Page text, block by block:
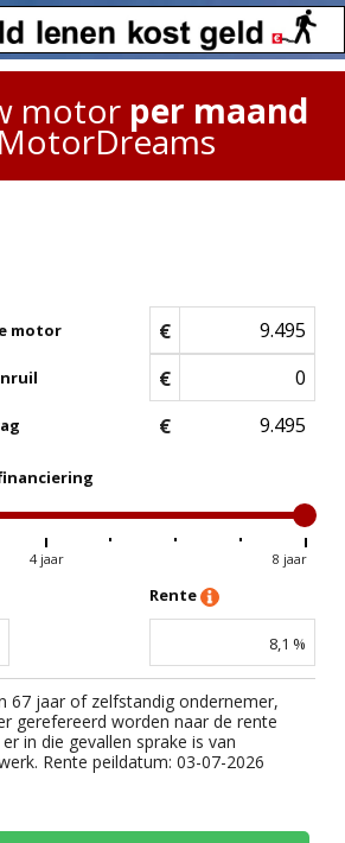
motor per maand
motor €
€
€
4 jaar 8 jaar
Rente
8,1 %
67 jaar of zelfstandig ondernemer,
gerefereerd worden naar de rente
in die gevallen sprake is van
Rente peildatum: 03-07-2026